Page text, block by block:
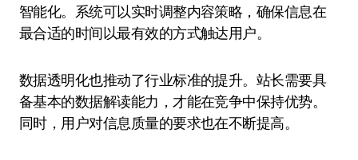
智能化。系统可以实时调整内容策略，确保信息在
最合适的时间以最有效的方式触达用户。
数据透明化也推动了行业标准的提升。站长需要具
备基本的数据解读能力，才能在竞争中保持优势。
同时，用户对信息质量的要求也在不断提高。